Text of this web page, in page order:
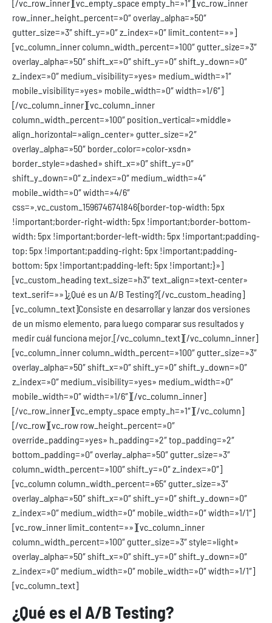
[/vc_row_inner][vc_empty_space empty_h=»1″][vc_row_inner
row_inner_height_percent=»0″ overlay_alpha=»50″
gutter_size=»3″ shift_y=»0″ z_index=»0″ limit_content=»»]
[vc_column_inner column_width_percent=»100″ gutter_size=»3″
overlay_alpha=»50″ shift_x=»0″ shift_y=»0″ shift_y_down=»0″
z_index=»0″ medium_visibility=»yes» medium_width=»1″
mobile_visibility=»yes» mobile_width=»0″ width=»1/6″]
[/vc_column_inner][vc_column_inner
column_width_percent=»100″ position_vertical=»middle»
align_horizontal=»align_center» gutter_size=»2″
overlay_alpha=»50″ border_color=»color-xsdn»
border_style=»dashed» shift_x=»0″ shift_y=»0″
shift_y_down=»0″ z_index=»0″ medium_width=»4″
mobile_width=»0″ width=»4/6″
css=».vc_custom_1596746741846{border-top-width: 5px
!important;border-right-width: 5px !important;border-bottom-
width: 5px !important;border-left-width: 5px !important;padding-
top: 5px !important;padding-right: 5px !important;padding-
bottom: 5px !important;padding-left: 5px !important;}»]
[vc_custom_heading text_size=»h3″ text_align=»text-center»
text_serif=»»]¿Qué es un A/B Testing?[/vc_custom_heading]
[vc_column_text]Consiste en desarrollar y lanzar dos versiones
de un mismo elemento, para luego comparar sus resultados y
medir cuál funciona mejor. [/vc_column_text][/vc_column_inner]
[vc_column_inner column_width_percent=»100″ gutter_size=»3″
overlay_alpha=»50″ shift_x=»0″ shift_y=»0″ shift_y_down=»0″
z_index=»0″ medium_visibility=»yes» medium_width=»0″
mobile_width=»0″ width=»1/6″][/vc_column_inner]
[/vc_row_inner][vc_empty_space empty_h=»1″][/vc_column]
[/vc_row][vc_row row_height_percent=»0″
override_padding=»yes» h_padding=»2″ top_padding=»2″
bottom_padding=»0″ overlay_alpha=»50″ gutter_size=»3″
column_width_percent=»100″ shift_y=»0″ z_index=»0″]
[vc_column column_width_percent=»65″ gutter_size=»3″
overlay_alpha=»50″ shift_x=»0″ shift_y=»0″ shift_y_down=»0″
z_index=»0″ medium_width=»0″ mobile_width=»0″ width=»1/1″]
[vc_row_inner limit_content=»»][vc_column_inner
column_width_percent=»100″ gutter_size=»3″ style=»light»
overlay_alpha=»50″ shift_x=»0″ shift_y=»0″ shift_y_down=»0″
z_index=»0″ medium_width=»0″ mobile_width=»0″ width=»1/1″]
[vc_column_text]
¿Qué es el A/B Testing?